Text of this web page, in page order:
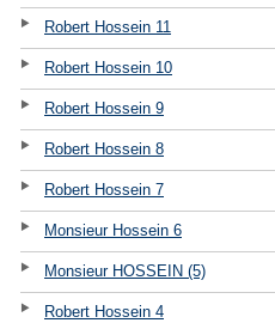
Robert Hossein 11
Robert Hossein 10
Robert Hossein 9
Robert Hossein 8
Robert Hossein 7
Monsieur Hossein 6
Monsieur HOSSEIN (5)
Robert Hossein 4